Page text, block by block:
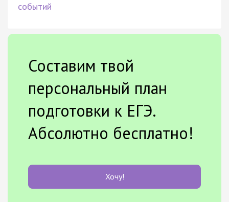
событий
Составим твой
персональный план
подготовки к ЕГЭ.
Абсолютно бесплатно!
Хочу!